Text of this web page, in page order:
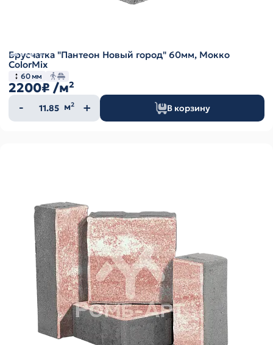
Брусчатка "Пантеон Новый город" 60мм, Мокко
ColorMix
60 мм
2200₽ /м²
Количество
товара
м² В корзину